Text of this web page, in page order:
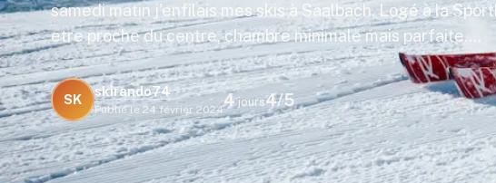
samedi matin j'enfilais mes skis à Saalbach. Logé à la
etre proche du centre, chambre minimale mais parfaite.…
SK
skirando74
Publié le 24 février 2024
4 jours4/5